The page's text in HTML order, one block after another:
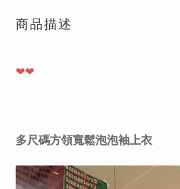
商品描述
❤❤
多尺碼方領寬鬆泡泡袖上衣